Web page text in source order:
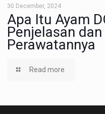
30 December, 2024
Apa Itu Ayam
Penjelasan
Perawatannya
Read more